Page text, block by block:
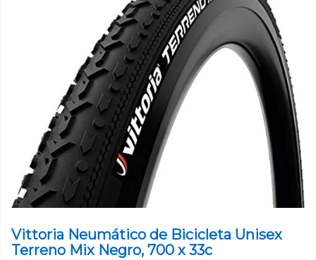
Vittoria Neumático de Bicicleta Unisex
Terreno Mix Negro, 700 x 33c